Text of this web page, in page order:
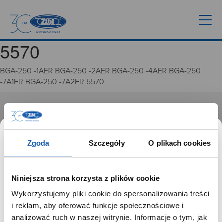
Zgoda Szczegóły O plikach cookies
Niniejsza strona korzysta z plików cookie
Wykorzystujemy pliki cookie do spersonalizowania treści
i reklam, aby oferować funkcje społecznościowe i
analizować ruch w naszej witrynie. Informacje o tym, jak
5570
BGA-250 -1AER BGA-250 -2AER BGA-250 -4AER BGA-250
-7A1ER BGA-250 -7A2ER 5570
GRUPA ZIBI
Misja, wizja i wartości Grupy Zibi
Ważne daty
Zgoda na ciasteczka
PRODUKTYSZANOWNY UŻYTKOWNIKU,
SZANOWNA UŻYTKOWNICZKO